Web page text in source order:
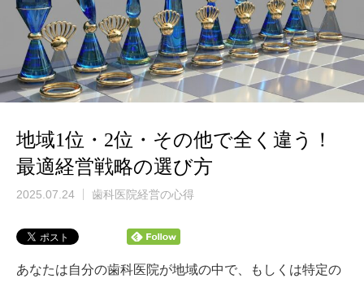
地域1位・2位・その他で全く違う！
最適経営戦略の選び方
2025.07.24 歯科医院経営の心得
あなたは自分の歯科医院が地域の中で、もしくは特定の